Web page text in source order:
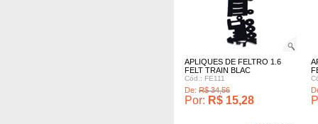
APLIQUES DE FELTRO 1.6
FELT TRAIN BLAC
Cód.: FE111
De: R$ 34,56
Por: R$ 15,28